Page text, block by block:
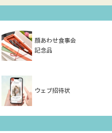
顔あわせ食事会
記念品
ウェブ招待状